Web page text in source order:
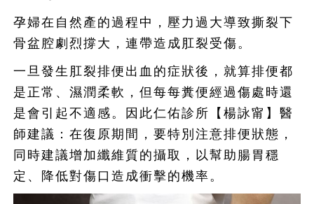
孕婦在自然產的過程中，壓力過大導致撕裂下
骨盆腔劇烈撐大，連帶造成肛裂受傷。
一旦發生肛裂排便出血的症狀後，就算排便都
是正常、濕潤柔軟，但每每糞便經過傷處時還
是會引起不適感。因此仁佑診所【楊詠甯】醫
師建議：在復原期間，要特別注意排便狀態，
同時建議增加纖維質的攝取，以幫助腸胃穩
定、降低對傷口造成衝擊的機率。